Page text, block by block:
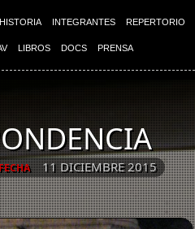
HISTORIA INTEGRANTES REPERTORIO
LIBROS DOCS PRENSA
11 DICIEMBRE 2015